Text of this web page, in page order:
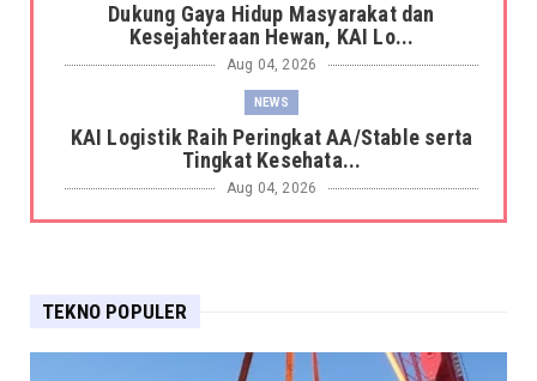
Dukung Gaya Hidup Masyarakat dan
Kesejahteraan Hewan, KAI Lo...
Aug 04, 2026
NEWS
KAI Logistik Raih Peringkat AA/Stable serta
Tingkat Kesehata...
Aug 04, 2026
NEWS
NEWS
TEKNO POPULER